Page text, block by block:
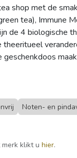
shop met de
tea), Immune
de 4 biologische
Noten- en
klikt u hier.